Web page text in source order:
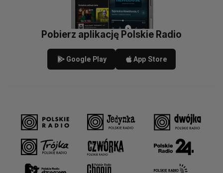
Pobierz aplikację Polskie Radio
Google Play App Store